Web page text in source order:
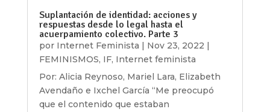
Suplantación de identidad: acciones y
respuestas desde lo legal hasta el
acuerpamiento colectivo. Parte 3
por Internet Feminista Nov 23, 2022
FEMINISMOS, IF, Internet feminista
Por: Alicia Reynoso, Mariel Lara, Elizabeth
Avendaño e Ixchel García “Me preocupó
que el contenido que estaban